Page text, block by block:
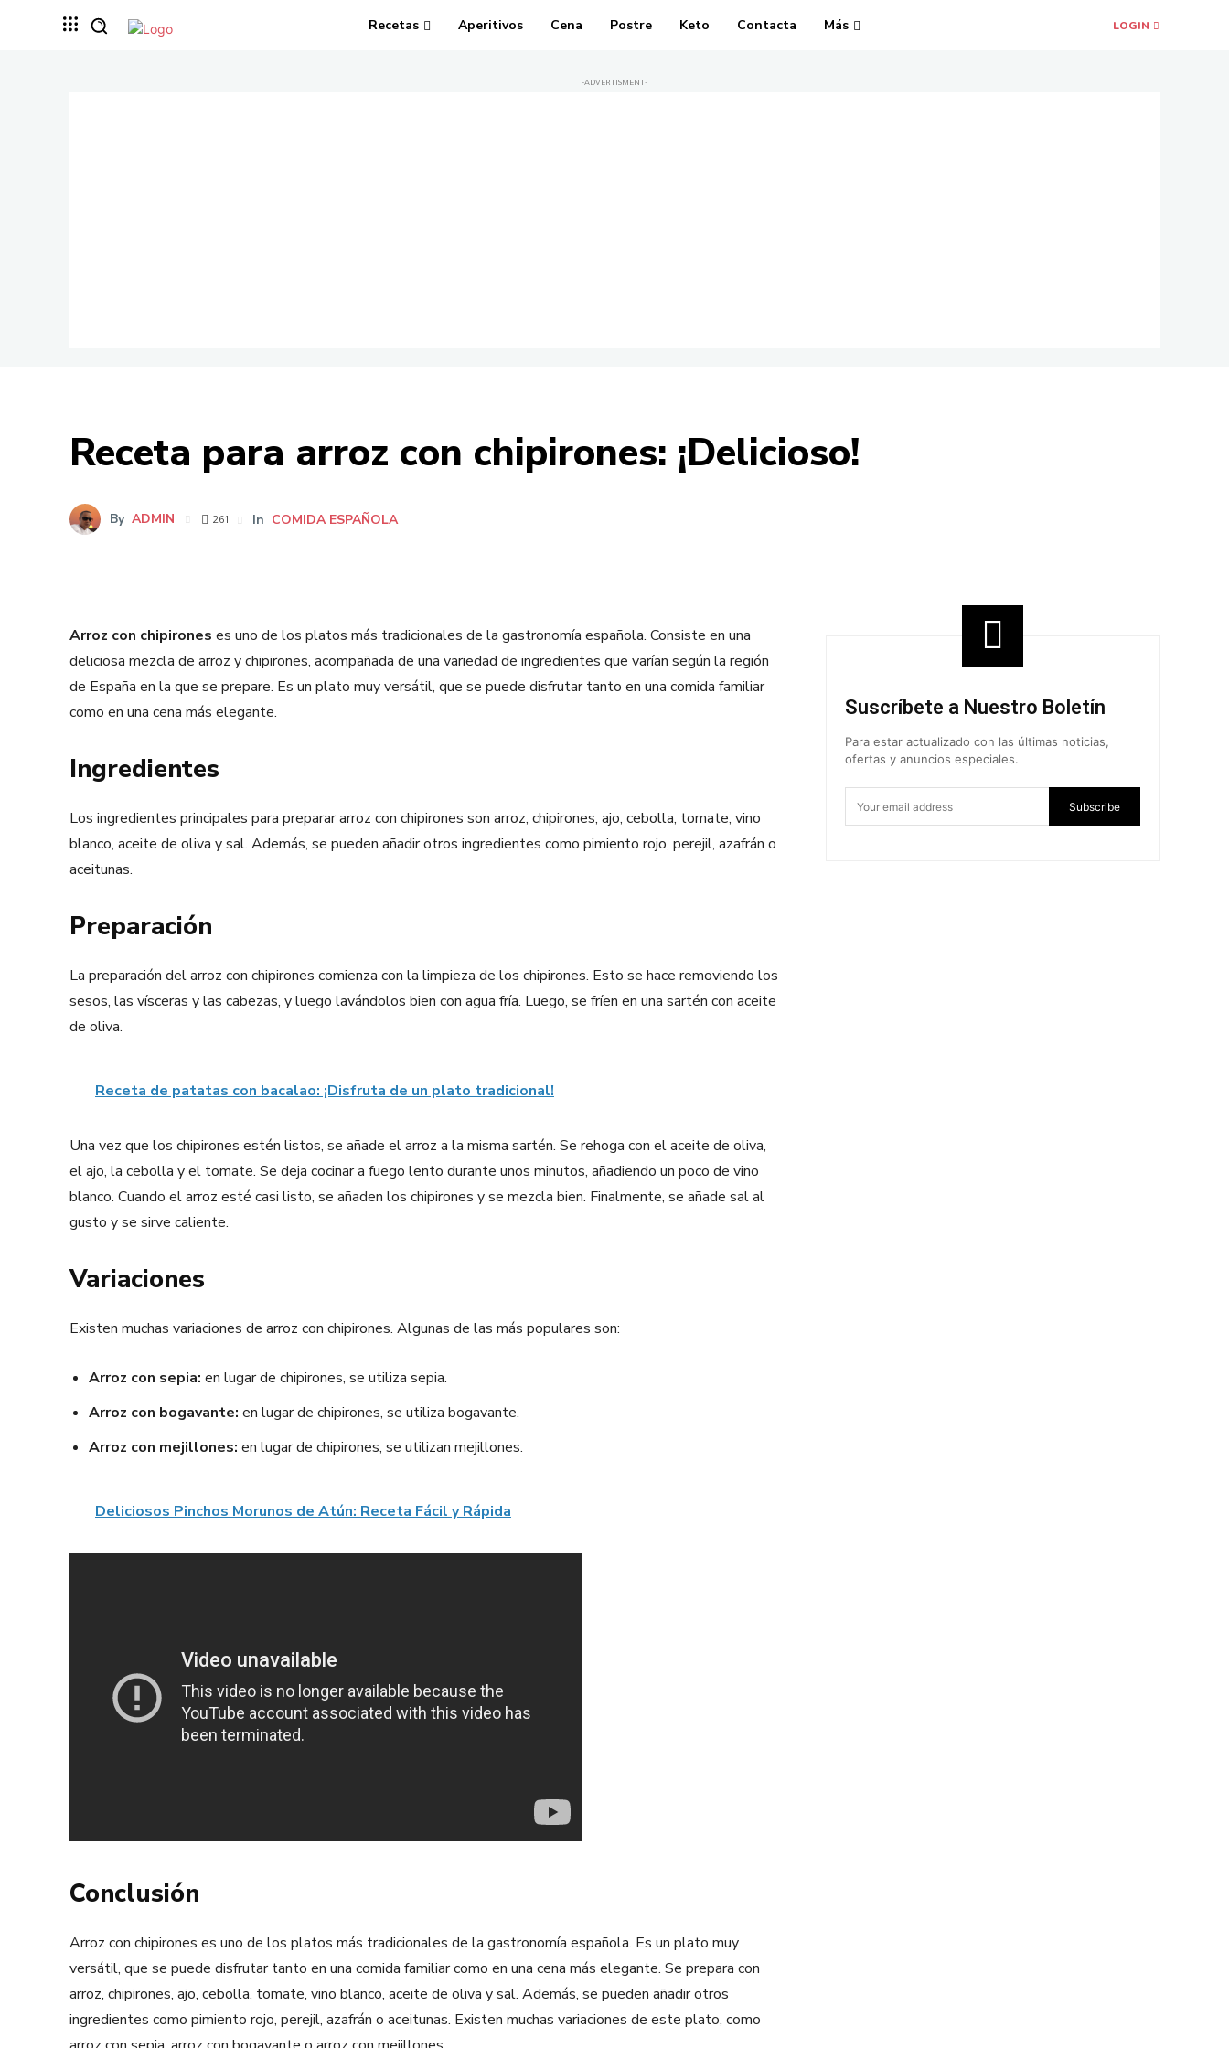
Recetas Aperitivos Cena Postre Keto Contacta Más LOGIN
-ADVERTISMENT-
Receta para arroz con chipirones: ¡Delicioso!
By ADMIN 261 In COMIDA ESPAÑOLA
Arroz con chipirones es uno de los platos más tradicionales de la gastronomía española. Consiste en una
deliciosa mezcla de arroz y chipirones, acompañada de una variedad de ingredientes que varían según la región
de España en la que se prepare. Es un plato muy versátil, que se puede disfrutar tanto en una comida familiar
como en una cena más elegante.
Ingredientes
Los ingredientes principales para preparar arroz con chipirones son arroz, chipirones, ajo, cebolla, tomate, vino
blanco, aceite de oliva y sal. Además, se pueden añadir otros ingredientes como pimiento rojo, perejil, azafrán o
aceitunas.
Preparación
La preparación del arroz con chipirones comienza con la limpieza de los chipirones. Esto se hace removiendo los
sesos, las vísceras y las cabezas, y luego lavándolos bien con agua fría. Luego, se fríen en una sartén con aceite
de oliva.
Receta de patatas con bacalao: ¡Disfruta de un plato tradicional!
Una vez que los chipirones estén listos, se añade el arroz a la misma sartén. Se rehoga con el aceite de oliva,
el ajo, la cebolla y el tomate. Se deja cocinar a fuego lento durante unos minutos, añadiendo un poco de vino
blanco. Cuando el arroz esté casi listo, se añaden los chipirones y se mezcla bien. Finalmente, se añade sal al
gusto y se sirve caliente.
Variaciones
Existen muchas variaciones de arroz con chipirones. Algunas de las más populares son:
Arroz con sepia: en lugar de chipirones, se utiliza sepia.
Arroz con bogavante: en lugar de chipirones, se utiliza bogavante.
Arroz con mejillones: en lugar de chipirones, se utilizan mejillones.
Deliciosos Pinchos Morunos de Atún: Receta Fácil y Rápida
Conclusión
Arroz con chipirones es uno de los platos más tradicionales de la gastronomía española. Es un plato muy
versátil, que se puede disfrutar tanto en una comida familiar como en una cena más elegante. Se prepara con
arroz, chipirones, ajo, cebolla, tomate, vino blanco, aceite de oliva y sal. Además, se pueden añadir otros
ingredientes como pimiento rojo, perejil, azafrán o aceitunas. Existen muchas variaciones de este plato, como
Suscríbete a Nuestro Boletín
Para estar actualizado con las últimas noticias,
ofertas y anuncios especiales.
Subscribe